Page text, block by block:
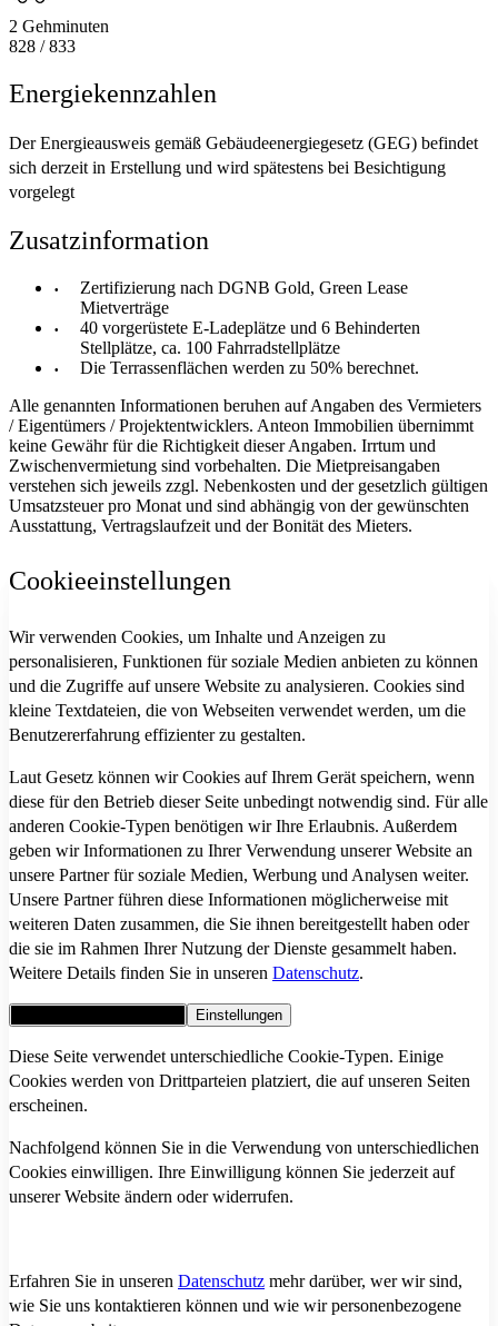
2 Gehminuten
828 / 833
Energiekennzahlen
Der Energieausweis gemäß Gebäudeenergiegesetz (GEG) befindet
sich derzeit in Erstellung und wird spätestens bei Besichtigung
vorgelegt
Zusatzinformation
Zertifizierung nach DGNB Gold, Green Lease
Mietverträge
40 vorgerüstete E-Ladeplätze und ​6 Behinderten
Stellplätze​, ca. 100 Fahrradstellplätze
Die Terrassenflächen werden zu 50% berechnet.
Alle genannten Informationen beruhen auf Angaben des Vermieters
/ Eigentümers / Projektentwicklers. Anteon Immobilien übernimmt
keine Gewähr für die Richtigkeit dieser Angaben. Irrtum und
Zwischenvermietung sind vorbehalten. Die Mietpreisangaben
verstehen sich jeweils zzgl. Nebenkosten und der gesetzlich gültigen
Umsatzsteuer pro Monat und sind abhängig von der gewünschten
Ausstattung, Vertragslaufzeit und der Bonität des Mieters.
Cookieeinstellungen
Wir verwenden Cookies, um Inhalte und Anzeigen zu
personalisieren, Funktionen für soziale Medien anbieten zu können
und die Zugriffe auf unsere Website zu analysieren. Cookies sind
kleine Textdateien, die von Webseiten verwendet werden, um die
Benutzererfahrung effizienter zu gestalten.
Laut Gesetz können wir Cookies auf Ihrem Gerät speichern, wenn
diese für den Betrieb dieser Seite unbedingt notwendig sind. Für alle
anderen Cookie-Typen benötigen wir Ihre Erlaubnis. Außerdem
geben wir Informationen zu Ihrer Verwendung unserer Website an
unsere Partner für soziale Medien, Werbung und Analysen weiter.
Unsere Partner führen diese Informationen möglicherweise mit
weiteren Daten zusammen, die Sie ihnen bereitgestellt haben oder
die sie im Rahmen Ihrer Nutzung der Dienste gesammelt haben.
Weitere Details finden Sie in unseren Datenschutz.
Einstellungen
Diese Seite verwendet unterschiedliche Cookie-Typen. Einige
Cookies werden von Drittparteien platziert, die auf unseren Seiten
erscheinen.
Nachfolgend können Sie in die Verwendung von unterschiedlichen
Cookies einwilligen. Ihre Einwilligung können Sie jederzeit auf
unserer Website ändern oder widerrufen.
Erfahren Sie in unseren Datenschutz mehr darüber, wer wir sind,
wie Sie uns kontaktieren können und wie wir personenbezogene